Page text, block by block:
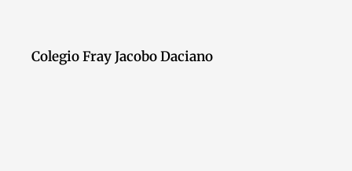
Colegio Fray Jacobo Daciano